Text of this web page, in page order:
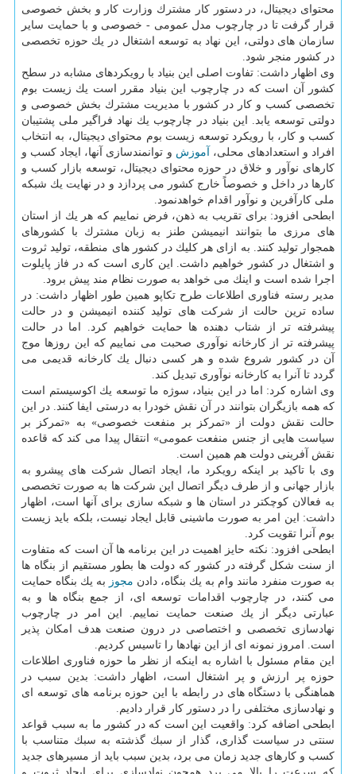
محتوای دیجیتال، در دستور كار مشترك وزارت كار و بخش خصوصی
قرار گرفت تا در چارچوب مدل عمومی - خصوصی و با حمایت سایر
سازمان های دولتی، این نهاد به توسعه اشتغال در یك حوزه تخصصی
در كشور منجر شود.
وی اظهار داشت: تفاوت اصلی این بنیاد با رویكردهای مشابه در سطح
كشور آن است كه در چارچوب این بنیاد مقرر است یك زیست بوم
تخصصی كسب و كار در كشور با مدیریت مشترك بخش خصوصی و
دولتی توسعه یابد. این بنیاد در چارچوب یك نهاد فراگیر ملی پشتیبان
كسب و كار، با رویكرد توسعه زیست بوم محتوای دیجیتال، به انتخاب
افراد و استعدادهای محلی، آموزش و توانمندسازی آنها، ایجاد كسب و
كارهای نوآور و خلاق در حوزه محتوای دیجیتال، توسعه بازار كسب و
كارها در داخل و خصوصاً خارج كشور می پردازد و در نهایت یك شبكه
ملی كارآفرین و نوآور اقدام خواهدنمود.
ابطحی افزود: برای تقریب به ذهن، فرض نماییم كه هر یك از استان
های مرزی ما بتوانند انیمیشن طنز به زبان مشترك با كشورهای
همجوار تولید كنند. به ازای هر كلیك در كشور های منطقه، تولید ثروت
و اشتغال در كشور خواهیم داشت. این كاری است كه در فاز پایلوت
اجرا شده است و اینك می خواهد به صورت نظام مند پیش برود.
مدیر رسته فناوری اطلاعات طرح تكاپو همین طور اظهار داشت: در
ساده ترین حالت از شركت های تولید كننده انیمیشن و در حالت
پیشرفته تر از شتاب دهنده ها حمایت خواهیم كرد. اما در حالت
پیشرفته تر از كارخانه نوآوری صحبت می نماییم كه این روزها موج
آن در كشور شروع شده و هر كسی دنبال یك كارخانه قدیمی می
گردد تا آنرا به كارخانه نوآوری تبدیل كند.
وی اشاره كرد: اما در این بنیاد، سوژه ما توسعه یك اكوسیستم است
كه همه بازیگران بتوانند در آن نقش خودرا به درستی ایفا كنند. در این
حالت نقش دولت از «تمركز بر منفعت خصوصی» به «تمركز بر
سیاست هایی از جنس منفعت عمومی» انتقال پیدا می كند كه قاعده
نقش آفرینی دولت هم همین است.
وی با تاكید بر اینكه رویكرد ما، ایجاد اتصال شركت های پیشرو به
بازار جهانی و از طرف دیگر اتصال این شركت ها به صورت تخصصی
به فعالان كوچكتر در استان ها و شبكه سازی برای آنها است، اظهار
داشت: این امر به صورت ماشینی قابل ایجاد نیست، بلكه باید زیست
بوم آنرا تقویت كرد.
ابطحی افزود: نكته حایز اهمیت در این برنامه ها آن است كه متفاوت
از سنت شكل گرفته در كشور كه دولت ها بطور مستقیم از بنگاه ها
به صورت منفرد مانند وام به یك بنگاه، دادن مجوز به یك بنگاه حمایت
می كنند، در چارچوب اقدامات توسعه ای، از جمع بنگاه ها و به
عبارتی دیگر از یك صنعت حمایت نماییم. این امر در چارچوب
نهادسازی تخصصی و اختصاصی در درون صنعت هدف امكان پذیر
است. امروز نمونه ای از این نهادها را تاسیس كردیم.
این مقام مسئول با اشاره به اینكه از نظر ما حوزه فناوری اطلاعات
حوزه پر ارزش و پر اشتغال است، اظهار داشت: بدین سبب در
هماهنگی با دستگاه های در رابطه با این حوزه برنامه های توسعه ای
و نهادسازی مختلفی را در دستور كار قرار دادیم.
ابطحی اضافه كرد: واقعیت این است كه در كشور ما به سبب قواعد
سنتی در سیاست گذاری، گذار از سبك گذشته به سبك متناسب با
كسب و كارهای جدید زمان می برد، بدین سبب باید از مسیرهای جدید